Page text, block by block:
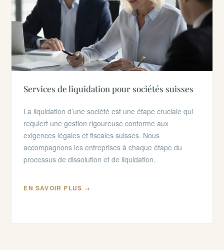
Services de liquidation pour sociétés suisses
La liquidation d’une société est une étape cruciale qui
requiert une gestion rigoureuse conforme aux
exigences légales et fiscales suisses. Nous
accompagnons les entreprises à chaque étape du
processus de dissolution et de liquidation.
EN SAVOIR PLUS →